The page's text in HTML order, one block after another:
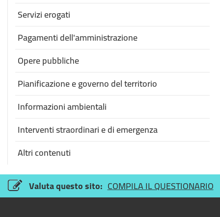
Servizi erogati
Pagamenti dell'amministrazione
Opere pubbliche
Pianificazione e governo del territorio
Informazioni ambientali
Interventi straordinari e di emergenza
Altri contenuti
Valuta questo sito: COMPILA IL QUESTIONARIO